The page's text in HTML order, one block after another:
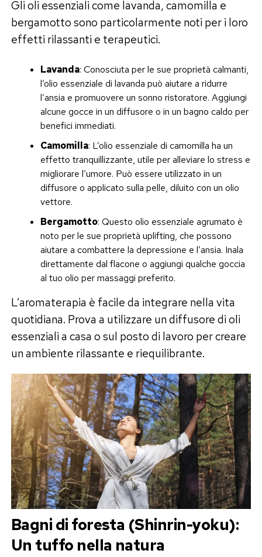
Gli oli essenziali come lavanda, camomilla e
bergamotto sono particolarmente noti per i loro
effetti rilassanti e terapeutici.
Lavanda: Conosciuta per le sue proprietà calmanti,
l’olio essenziale di lavanda può aiutare a ridurre
l’ansia e promuovere un sonno ristoratore. Aggiungi
alcune gocce in un diffusore o in un bagno caldo per
benefici immediati.
Camomilla: L’olio essenziale di camomilla ha un
effetto tranquillizzante, utile per alleviare lo stress e
migliorare l’umore. Può essere utilizzato in un
diffusore o applicato sulla pelle, diluito con un olio
vettore.
Bergamotto: Questo olio essenziale agrumato è
noto per le sue proprietà uplifting, che possono
aiutare a combattere la depressione e l’ansia. Inala
direttamente dal flacone o aggiungi qualche goccia
al tuo olio per massaggi preferito.
L’aromaterapia è facile da integrare nella vita
quotidiana. Prova a utilizzare un diffusore di oli
essenziali a casa o sul posto di lavoro per creare
un ambiente rilassante e riequilibrante.
Bagni di foresta (Shinrin-yoku):
Un tuffo nella natura